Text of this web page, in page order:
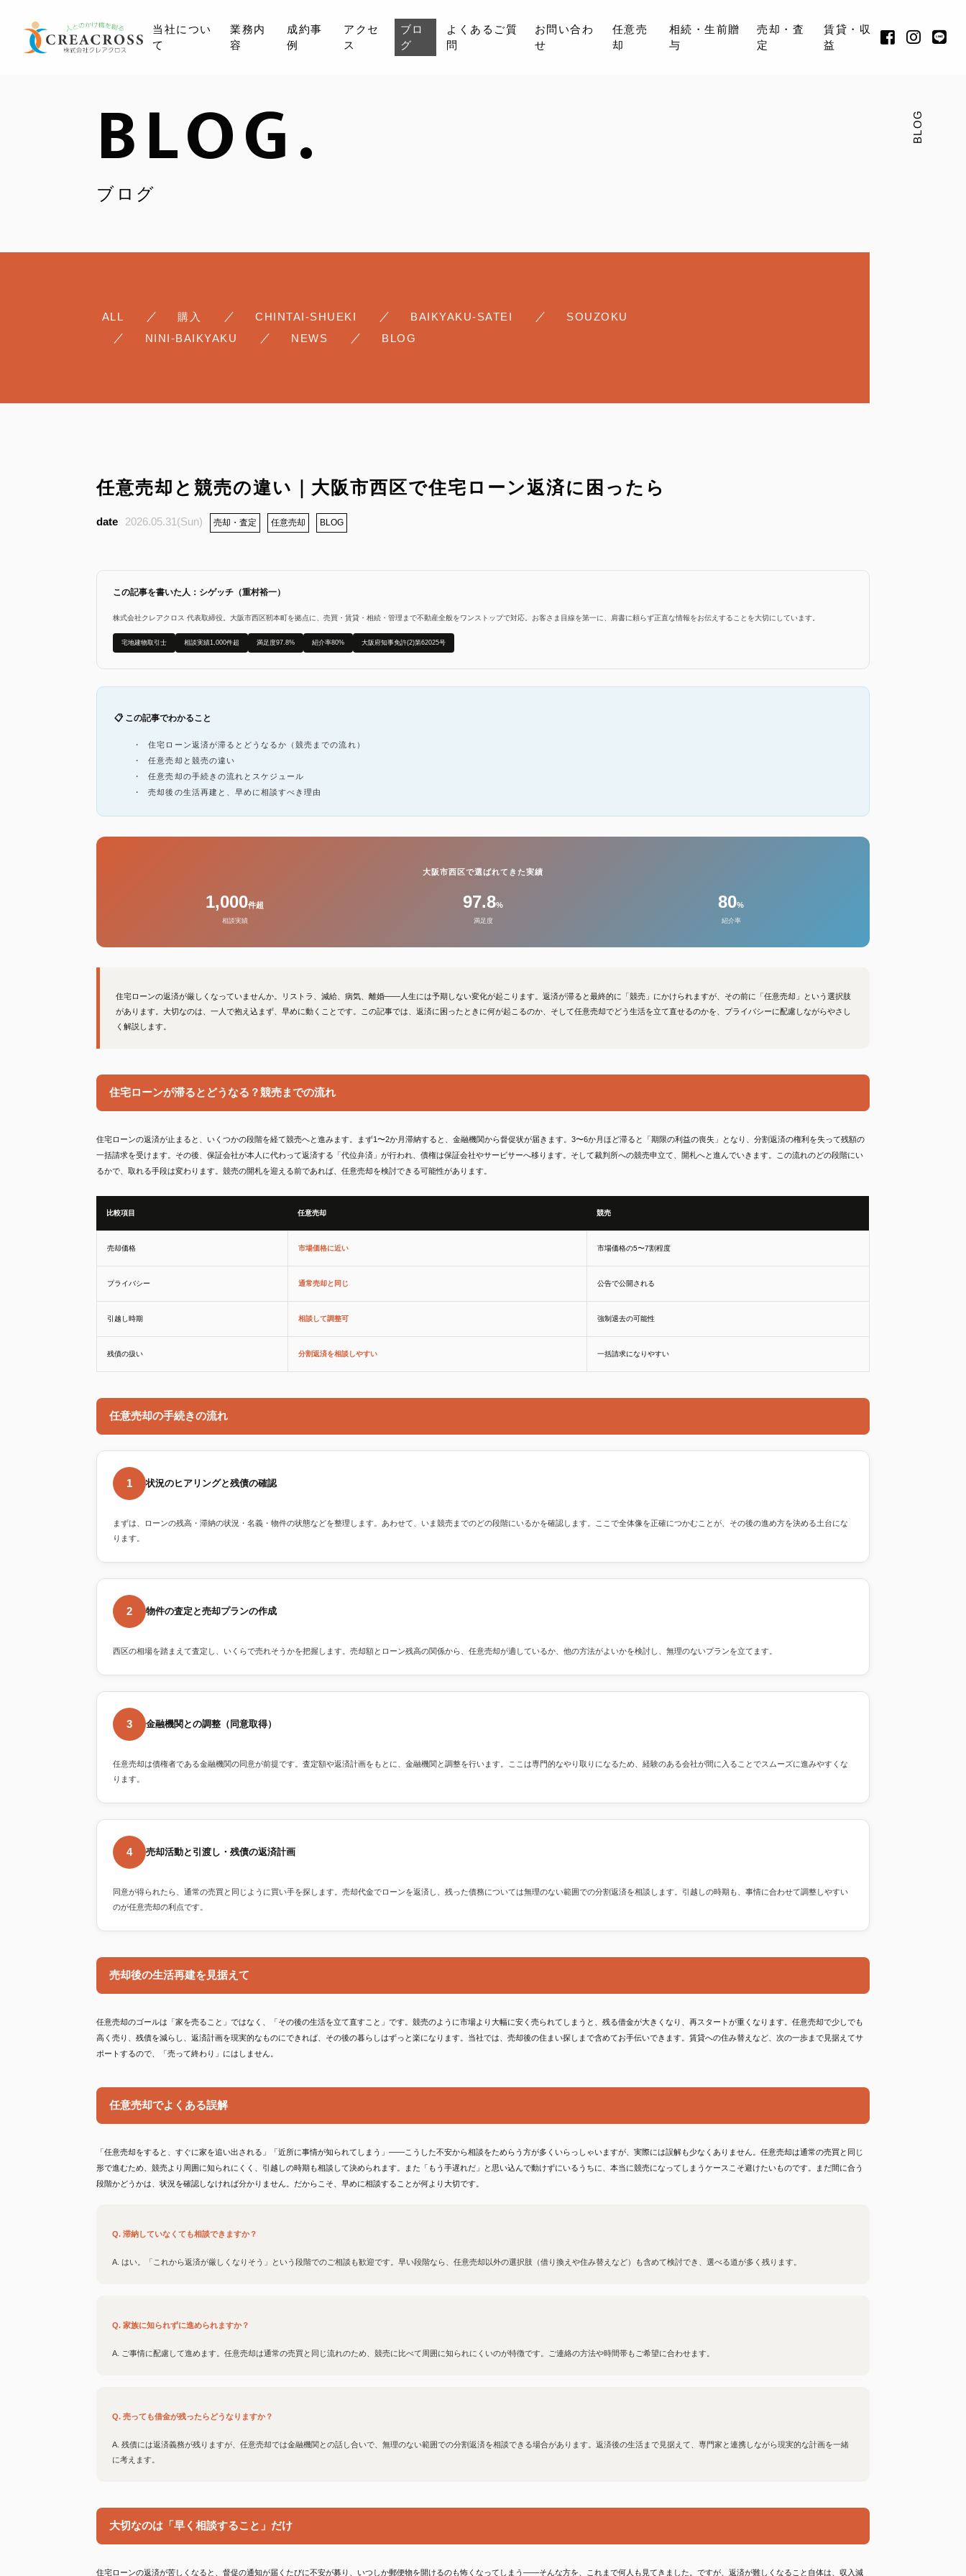
当社につい
て
業務内
容
成約事
例
アクセ
ス
ブロ
グ
よくあるご質
問
お問い合わ
せ
任意売
却
相続・生前贈
与
売却・査
定
賃貸・収
益
任意売却
BLOG.
ブログ
BLOG
ALL 購入 CHINTAI-SHUEKI BAIKYAKU-SATEI
SOUZOKU
NINI-BAIKYAKU
NEWS BLOG
任意売却と競売の違い｜大阪市西区で住宅ローン返済に困ったら
2026.05.31(Sun) 売却・査定 任意売却 BLOG
この記事を書いた人：シゲッチ（重村裕一）
株式会社クレアクロス 代表取締役。大阪市西区靭本町を拠点に、売買・賃貸・相続・管理まで不動産全般をワンストップで対応。お客さま目線を第一に、肩書に頼らず正直な情報をお伝えすることを大切にしています。
宅地建物取引士 相談実績1,000件超 満足度97.8% 紹介率80% 大阪府知事免許(2)第62025号
📋 この記事でわかること
住宅ローン返済が滞るとどうなるか（競売までの流れ）
任意売却と競売の違い
任意売却の手続きの流れとスケジュール
売却後の生活再建と、早めに相談すべき理由
大阪市西区で選ばれてきた実績
1,000件超
相談実績
97.8%
満足度
80%
紹介率
住宅ローンの返済が厳しくなっていませんか。リストラ、減給、病気、離婚——人生には予期しない変化が起こります。返済が滞ると最終的に「競売」にかけられますが、その前に「任意売却」という選択肢
があります。大切なのは、一人で抱え込まず、早めに動くことです。この記事では、返済に困ったときに何が起こるのか、そして任意売却でどう生活を立て直せるのかを、プライバシーに配慮しながらやさし
く解説します。
住宅ローンが滞るとどうなる？競売までの流れ
住宅ローンの返済が止まると、いくつかの段階を経て競売へと進みます。まず1〜2か月滞納すると、金融機関から督促状が届きます。3〜6か月ほど滞ると「期限の利益の喪失」となり、分割返済の権利を失って残額の
一括請求を受けます。その後、保証会社が本人に代わって返済する「代位弁済」が行われ、債権は保証会社やサービサーへ移ります。そして裁判所への競売申立て、開札へと進んでいきます。この流れのどの段階にい
るかで、取れる手段は変わります。競売の開札を迎える前であれば、任意売却を検討できる可能性があります。
比較項目 任意売却 競売
売却価格 市場価格に近い 市場価格の5〜7割程度
プライバシー 通常売却と同じ 公告で公開される
引越し時期 相談して調整可 強制退去の可能性
残債の扱い 分割返済を相談しやすい 一括請求になりやすい
任意売却の手続きの流れ
1 状況のヒアリングと残債の確認
まずは、ローンの残高・滞納の状況・名義・物件の状態などを整理します。あわせて、いま競売までのどの段階にいるかを確認します。ここで全体像を正確につかむことが、その後の進め方を決める土台にな
ります。
2 物件の査定と売却プランの作成
西区の相場を踏まえて査定し、いくらで売れそうかを把握します。売却額とローン残高の関係から、任意売却が適しているか、他の方法がよいかを検討し、無理のないプランを立てます。
3 金融機関との調整（同意取得）
任意売却は債権者である金融機関の同意が前提です。査定額や返済計画をもとに、金融機関と調整を行います。ここは専門的なやり取りになるため、経験のある会社が間に入ることでスムーズに進みやすくな
ります。
4 売却活動と引渡し・残債の返済計画
同意が得られたら、通常の売買と同じように買い手を探します。売却代金でローンを返済し、残った債務については無理のない範囲での分割返済を相談します。引越しの時期も、事情に合わせて調整しやすい
のが任意売却の利点です。
売却後の生活再建を見据えて
任意売却のゴールは「家を売ること」ではなく、「その後の生活を立て直すこと」です。競売のように市場より大幅に安く売られてしまうと、残る借金が大きくなり、再スタートが重くなります。任意売却で少しでも
高く売り、残債を減らし、返済計画を現実的なものにできれば、その後の暮らしはずっと楽になります。当社では、売却後の住まい探しまで含めてお手伝いできます。賃貸への住み替えなど、次の一歩まで見据えてサ
ポートするので、「売って終わり」にはしません。
任意売却でよくある誤解
「任意売却をすると、すぐに家を追い出される」「近所に事情が知られてしまう」——こうした不安から相談をためらう方が多くいらっしゃいますが、実際には誤解も少なくありません。任意売却は通常の売買と同じ
形で進むため、競売より周囲に知られにくく、引越しの時期も相談して決められます。また「もう手遅れだ」と思い込んで動けずにいるうちに、本当に競売になってしまうケースこそ避けたいものです。まだ間に合う
段階かどうかは、状況を確認しなければ分かりません。だからこそ、早めに相談することが何より大切です。
Q. 滞納していなくても相談できますか？
A. はい。「これから返済が厳しくなりそう」という段階でのご相談も歓迎です。早い段階なら、任意売却以外の選択肢（借り換えや住み替えなど）も含めて検討でき、選べる道が多く残ります。
Q. 家族に知られずに進められますか？
A. ご事情に配慮して進めます。任意売却は通常の売買と同じ流れのため、競売に比べて周囲に知られにくいのが特徴です。ご連絡の方法や時間帯もご希望に合わせます。
Q. 売っても借金が残ったらどうなりますか？
A. 残債には返済義務が残りますが、任意売却では金融機関との話し合いで、無理のない範囲での分割返済を相談できる場合があります。返済後の生活まで見据えて、専門家と連携しながら現実的な計画を一緒
に考えます。
大切なのは「早く相談すること」だけ
住宅ローンの返済が苦しくなると、督促の通知が届くたびに不安が募り、いつしか郵便物を開けるのも怖くなってしまう——そんな方を、これまで何人も見てきました。ですが、返済が難しくなること自体は、収入減